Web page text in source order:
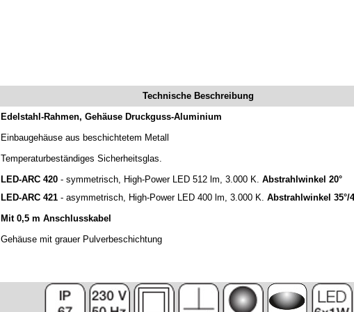
Technische Beschreibung
Edelstahl-Rahmen, Gehäuse Druckguss-Aluminium
Einbaugehäuse aus beschichtetem Metall
Temperaturbeständiges Sicherheitsglas.
LED-ARC 420 - symmetrisch, High-Power LED 512 lm, 3.000 K.Abstrahlwinkel 20°
LED-ARC 421 - asymmetrisch, High-Power LED 400 lm, 3.000 K.Abstrahlwinkel 35°/
Mit 0,5 m Anschlusskabel
Gehäuse mit grauer Pulverbeschichtung